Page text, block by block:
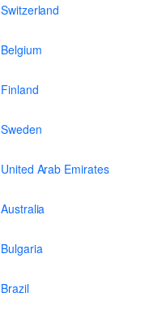
Switzerland
Belgium
Finland
Sweden
United Arab Emirates
Australia
Bulgaria
Brazil